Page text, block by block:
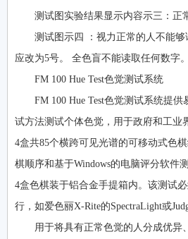
测试图实验结果显示内容示三：正
测试图示四 ：视力正常的人不能
应改为5号。 全色盲不能读取任何数字。
FM 100 Hue Test色觉测试系统
FM 100 Hue Test色觉测试系统提
试方法测试个体色觉，用于政府和工业
4盒共85个横跨可见光谱的可移动式色
棋顺序和基于Windows的电脑评分软件
4盒色棋装于铝合金手提箱内。该测试
行，如爱色丽X-Rite的SpectraLight或
用于将具有正常色觉的人分成优异